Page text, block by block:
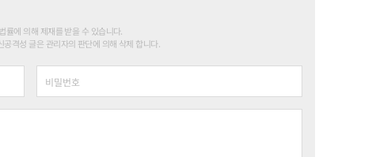
률에 의해 제재를 받을 수 있습니다.
격성 글은 관리자의 판단에 의해 삭제 합니다.